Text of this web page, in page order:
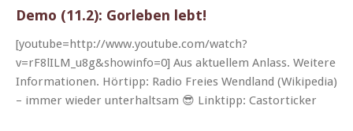
Demo (11.2): Gorleben lebt!
[youtube=http://www.youtube.com/watch?
v=rF8lILM_u8g&showinfo=0] Aus aktuellem Anlass. Weit­ere
Infor­ma­tio­nen. Hör­tipp: Radio Freies Wend­land (Wikipedia)
– immer wieder unter­halt­sam 😎 Link­tipp: Castorticker